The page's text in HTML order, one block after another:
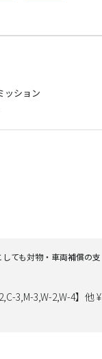
ッション
ても対物・車両補償の支
3,M-3,W-2,W-4】他 ¥